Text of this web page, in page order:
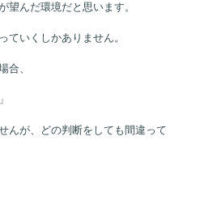
望んだ環境だと思います。
ていくしかありません。
合、
んが、どの判断をしても間違って